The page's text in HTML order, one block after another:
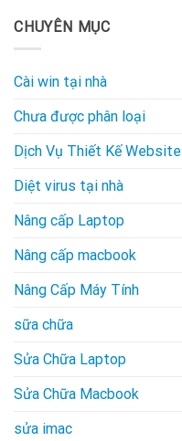
CHUYÊN MỤC
Cài win tại nhà
Chưa được phân loại
Dịch Vụ Thiết Kế Website
Diệt virus tại nhà
Nâng cấp Laptop
Nâng cấp macbook
Nâng Cấp Máy Tính
sữa chữa
Sửa Chữa Laptop
Sửa Chữa Macbook
sửa imac